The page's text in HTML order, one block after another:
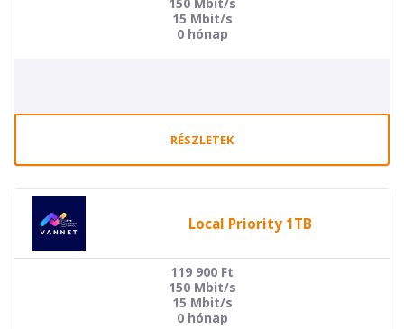
15 Mbit/s
0 hónap
RÉSZLETEK
Local Priority 1TB
119 900 Ft
150 Mbit/s
15 Mbit/s
0 hónap